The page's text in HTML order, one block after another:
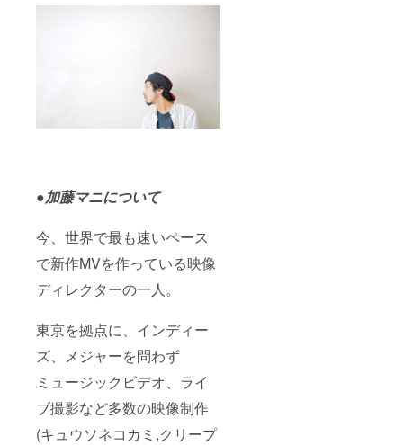
●加藤マニについて
今、世界で最も速いペース
で新作MVを作っている映像
ディレクターの一人。
東京を拠点に、インディー
ズ、メジャーを問わず
ミュージックビデオ、ライ
ブ撮影など多数の映像制作
(キュウソネコカミ,クリープ